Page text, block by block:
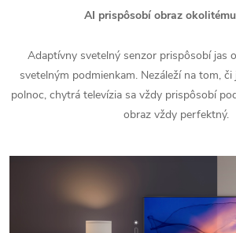
AI prispôsobí obraz
Adaptívny svetelný senzor prispôsobí jas
svetelným podmienkam. Nezáleží na tom, či
polnoc, chytrá televízia sa vždy prispôsobí
obraz vždy perfektný.